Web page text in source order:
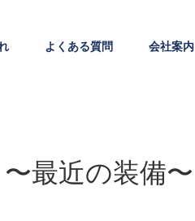
よくある質問 会社案内
最近の装備〜